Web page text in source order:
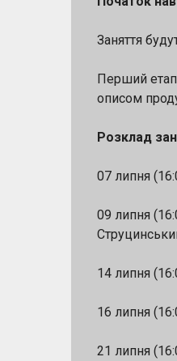
Заняття
Перший етап
описом
Розклад
07 липня
09 липня
14 липня
16 липня
21 липня